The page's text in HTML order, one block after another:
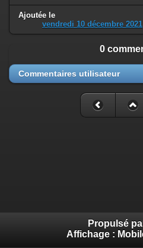
Ajoutée le
vendredi 10 décembre 2021
0
Commentaires utilisateur
Propulsé
Affichage :